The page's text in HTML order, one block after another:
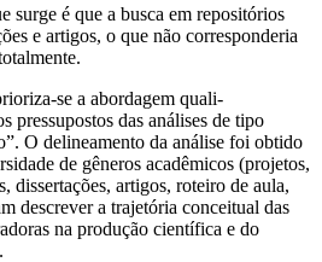
surge é que a busca em repositórios
e artigos, o que não corresponderia
se a abordagem quali-
pressupostos das análises de tipo
O delineamento da análise foi obtido
de gêneros acadêmicos (projetos,
dissertações, artigos, roteiro de aula,
descrever a trajetória conceitual das
na produção científica e do